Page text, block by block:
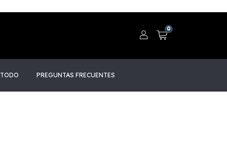
0
PREGUNTAS FRECUENTES